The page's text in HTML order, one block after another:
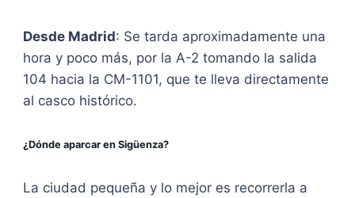
Desde Madrid: Se tarda aproximadamente una
hora y poco más, por la A-2 tomando la salida
104 hacia la CM-1101, que te lleva directamente
al casco histórico.
¿Dónde aparcar en Sigüenza?
La ciudad pequeña y lo mejor es recorrerla a